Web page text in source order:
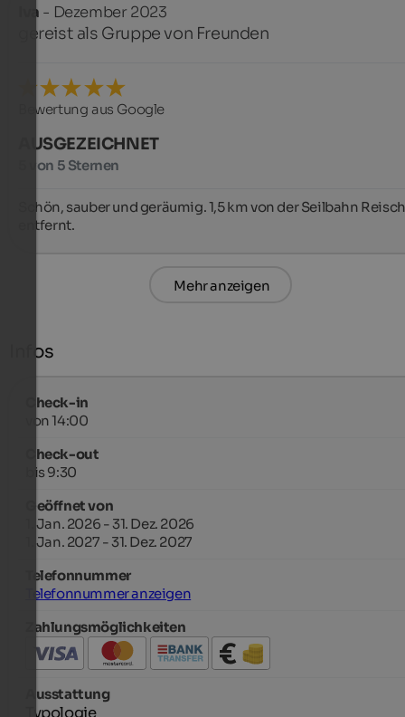
Iva - Dezember 2023
gereist als Gruppe von Freunden
Bewertung aus Google
AUSGEZEICHNET
5 von 5 Sternen
Schön, sauber und geräumig. 1,5 km von der Seilbahn
entfernt.
Mehr anzeigen
Infos
Check-in
von 14:00
Check-out
bis 9:30
Geöffnet von
1. Jan. 2026 - 31. Dez. 2026
1. Jan. 2027 - 31. Dez. 2027
Telefonnummer
Telefonnummer anzeigen
Zahlungsmöglichkeiten
Ausstattung